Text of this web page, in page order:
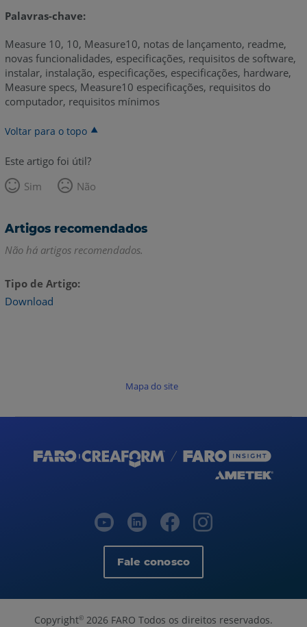
Palavras-chave:
Measure 10, 10, Measure10, notas de lançamento, readme,
novas funcionalidades, especificações, requisitos de software,
instalar, instalação, especificações, especificações, hardware,
Measure specs, Measure10 especificações, requisitos do
computador, requisitos mínimos
Voltar para o topo
Este artigo foi útil?
Sim
Não
Artigos recomendados
Não há artigos recomendados.
Tipo de Artigo
Download
Mapa do site
Fale conosco
Copyright© 2026 FARO Todos os direitos reservados.